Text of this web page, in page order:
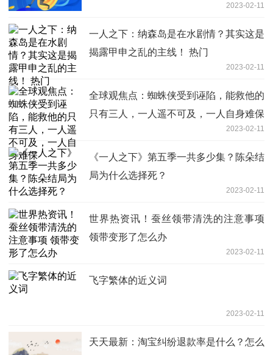
2023-02-11
一人之下：纳森岛是在水剧情？其实这是
揭露甲申之乱的主线！ 热门
2023-02-11
全球观焦点：蜘蛛侠受到诬陷，能救他的
只有三人，一人遥不可及，一人自身难保
2023-02-11
《一人之下》第五季一共多少集？陈朵结
局为什么选择死？
2023-02-11
世界热资讯！蚕丝领带清洗的注意事项
领带变形了怎么办
2023-02-11
飞字繁体的近义词
2023-02-11
天天最新：淘宝纠纷退款率是什么？怎么